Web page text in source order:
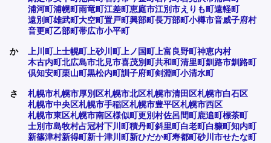
浦河町浦幌町雨竜町江差町恵庭市江別市えりも町遠軽町
遠別町雄武町大空町置戸町興部町長万部町小樽市音威子府村
音更町乙部町帯広市小平町
か 上川町上士幌町上砂川町上ノ国町上富良野町神恵内村
木古内町北広島市北見市喜茂別町共和町清里町釧路市釧路町
倶知安町栗山町黒松内町訓子府町剣淵町小清水町
さ 札幌市札幌市厚別区札幌市北区札幌市清田区札幌市白石区
札幌市中央区札幌市手稲区札幌市豊平区札幌市西区
札幌市東区札幌市南区様似町更別村佐呂間町鹿追町標茶町
士別市島牧村占冠村下川町積丹町斜里町白老町白糠町知内町
新篠津村新得町新十津川町新ひだか町寿都町砂川市せたな町